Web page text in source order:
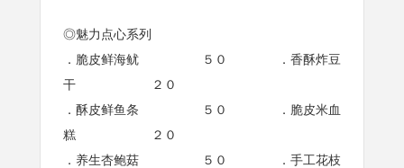
◎魅力点心系列
．脆皮鲜海鱿 ５０ ．香酥炸豆
干 ２０
．酥皮鲜鱼条 ５０ ．脆皮米血
糕 ２０
．养生杏鲍菇 ５０ ．手工花枝